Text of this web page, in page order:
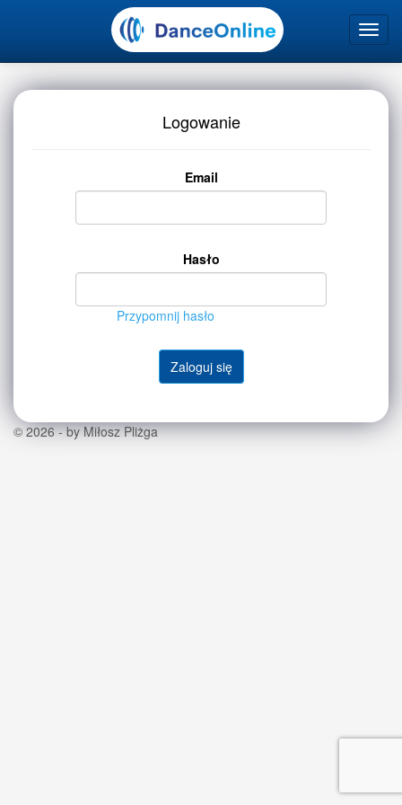
Logowanie
Email
Hasło
Przypomnij hasło
© 2026 - by Miłosz Pliżga